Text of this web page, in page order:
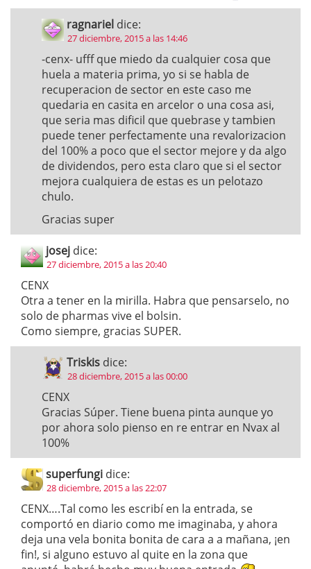
ragnariel dice:
27 diciembre, 2015 a las 14:46
-cenx- ufff que miedo da cualquier cosa que
huela a materia prima, yo si se habla de
recuperacion de sector en este caso me
quedaria en casita en arcelor o una cosa asi,
que seria mas dificil que quebrase y tambien
puede tener perfectamente una revalorizacion
del 100% a poco que el sector mejore y da algo
de dividendos, pero esta claro que si el sector
mejora cualquiera de estas es un pelotazo
chulo.
Gracias super
josej dice:
27 diciembre, 2015 a las 20:40
CENX
Otra a tener en la mirilla. Habra que pensarselo, no
solo de pharmas vive el bolsin.
Como siempre, gracias SUPER.
Triskis dice:
28 diciembre, 2015 a las 00:00
CENX
Gracias Súper. Tiene buena pinta aunque yo
por ahora solo pienso en re entrar en Nvax al
100%
superfungi dice:
28 diciembre, 2015 a las 22:07
CENX….Tal como les escribí en la entrada, se
comportó en diario como me imaginaba, y ahora
deja una vela bonita bonita de cara a a mañana, ¡en
fin!, si alguno estuvo al quite en la zona que